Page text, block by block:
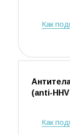
Как
(anti-
Как